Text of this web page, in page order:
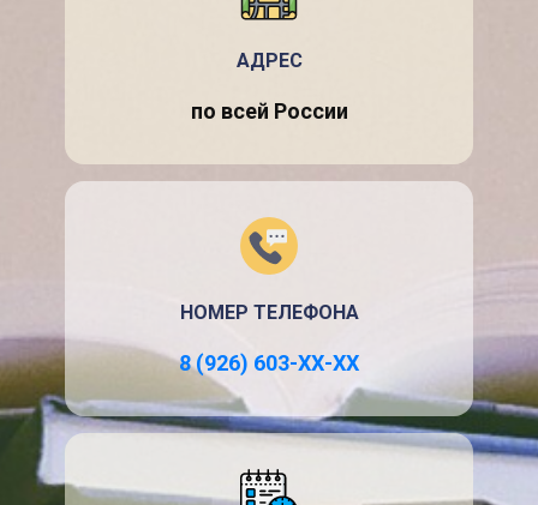
Промышленность и Производство
Физкультура и Спорт
Здоровье
Экологическое право
Таможенное право
Страховое право
Семейное право
Уголовное и уголовно-исполнительное
право
АДРЕС
по всей России
НОМЕР ТЕЛЕФОНА
8 (926) 603-ХХ-ХХ